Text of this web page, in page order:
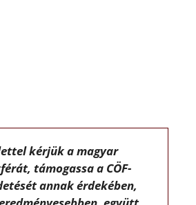
kérjük a magyar
támogassa a CÖF-
annak érdekében,